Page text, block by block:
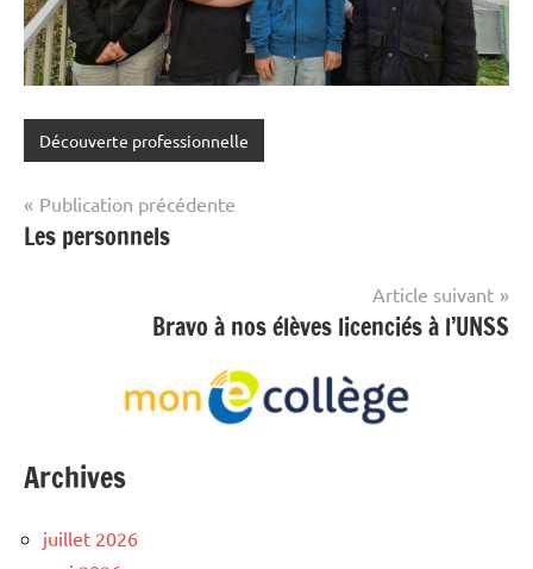
Découverte professionnelle
Navigation
de
Publication précédente
Les personnels
Article suivant
Bravo à nos élèves licenciés à l’UNSS
Archives
juillet 2026